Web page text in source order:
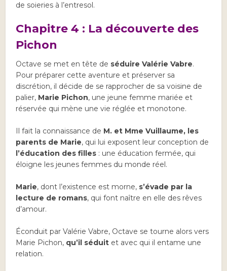
de soieries à l’entresol.
Chapitre 4 : La découverte des
Pichon
Octave se met en tête de séduire Valérie Vabre.
Pour préparer cette aventure et préserver sa
discrétion, il décide de se rapprocher de sa voisine de
palier, Marie Pichon, une jeune femme mariée et
réservée qui mène une vie réglée et monotone.
Il fait la connaissance de M. et Mme Vuillaume, les
parents de Marie, qui lui exposent leur conception de
l’éducation des filles : une éducation fermée, qui
éloigne les jeunes femmes du monde réel.
Marie, dont l’existence est morne, s’évade par la
lecture de romans, qui font naître en elle des rêves
d’amour.
Éconduit par Valérie Vabre, Octave se tourne alors vers
Marie Pichon, qu’il séduit et avec qui il entame une
relation.